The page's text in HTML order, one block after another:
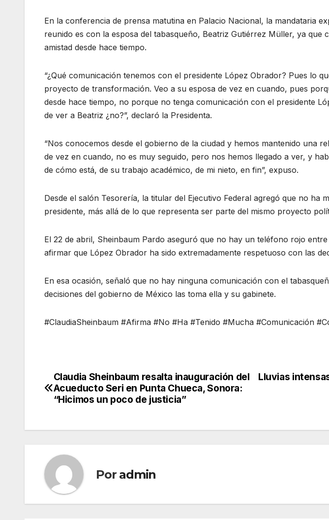
En la conferencia de prensa matutina en Palacio Nacional, la mandataria
reunido es con la esposa del tabasqueño, Beatriz Gutiérrez Müller, ya que
amistad desde hace tiempo.
“¿Qué comunicación tenemos con el presidente López Obrador? Pues lo
proyecto de transformación. Veo a su esposa de vez en cuando, pues
desde hace tiempo, no porque no tenga comunicación con el presidente
de ver a Beatriz ¿no?”, declaró la Presidenta.
“Nos conocemos desde el gobierno de la ciudad y hemos mantenido una
de vez en cuando, no es muy seguido, pero nos hemos llegado a ver, y
de cómo está, de su trabajo académico, de mi nieto, en fin”, expuso.
Desde el salón Tesorería, la titular del Ejecutivo Federal agregó que no ha
presidente, más allá de lo que representa ser parte del mismo proyecto
El 22 de abril, Sheinbaum Pardo aseguró que no hay un teléfono rojo
afirmar que López Obrador ha sido extremadamente respetuoso con las
En esa ocasión, señaló que no hay ninguna comunicación con el
decisiones del gobierno de México las toma ella y su gabinete.
#ClaudiaSheinbaum #Afirma #No #Ha #Tenido #Mucha #Comunicación
Navegación
de
Lluvias
Claudia Sheinbaum resalta inauguración del
Acueducto Seri en Punta Chueca, Sonora:
“Hicimos un poco de justicia”
Por admin